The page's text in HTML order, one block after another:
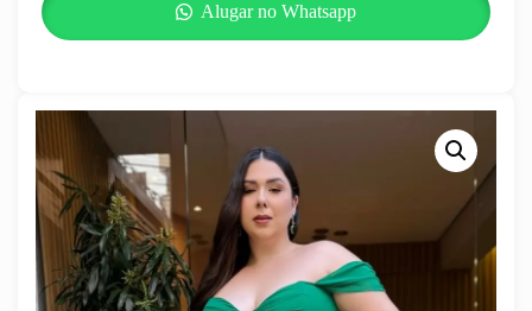
Alugar no Whatsapp